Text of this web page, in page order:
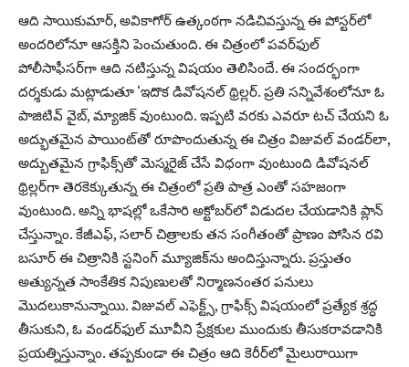
ఆది సాయికుమార్‌, అవికాగోర్‌ ఉత్కంఠగా నడిచివస్తున్న ఈ పోస్టర్‌లో
అందరిలోనూ ఆసక్తిని పెంచుతుంది. ఈ చిత్రంలో పవర్‌ఫుల్‌
పోలీసాఫీసర్‌గా ఆది నటిస్తున్న విషయం తెలిసిందే. ఈ సంద‌ర్భంగా
ద‌ర్శ‌కుడు మ‌ట్లాడుతూ ‘ఇదొక డివోషనల్‌ థ్రిల్లర్‌. ప్రతి సన్నివేశంలోనూ ఓ
పాజిటివ్‌ వైబ్‌, మ్యాజిక్‌ వుంటుంది. ఇప్ప‌టి వ‌ర‌కు ఎవ‌రూ ట‌చ్ చేయ‌ని ఓ
అద్భుత‌మైన పాయింట్‌తో రూపొందుతున్న ఈ చిత్రం విజువ‌ల్ వండ‌ర్‌లా,
అద్బుత‌మైన గ్రాఫిక్స్‌తో మెస్మరైజ్‌ చేసే విధంగా వుంటుంది డివోషనల్‌
థ్రిల్లర్‌గా తెరకెక్కుతున్న ఈ చిత్రంలో ప్రతి పాత్ర ఎంతో సహజంగా
వుంటుంది. అన్ని భాషల్లో ఒకేసారి అక్టోబర్‌లో విడుదల చేయడానికి ప్లాన్‌
చేస్తున్నాం. కేజీఎఫ్‌, స‌లార్ చిత్రాల‌కు త‌న సంగీతంతో ప్రాణం పోసిన ర‌వి
బ‌సూర్ ఈ చిత్రానికి స్ట‌నింగ్ మ్యూజిక్‌ను అందిస్తున్నారు. ప్ర‌స్తుతం
అత్యున్న‌త సాంకేతిక నిపుణుల‌తో నిర్మాణనంత‌ర ప‌నులు
మొద‌లుకానున్నాయి. విజువ‌ల్ ఎఫెక్ట్స్‌, గ్రాఫిక్స్ విష‌యంలో ప్ర‌త్యేక శ్ర‌ద్ధ
తీసుకుని, ఓ వండ‌ర్‌ఫుల్ మూవీని ప్రేక్ష‌కుల ముందుకు తీసుక‌రావ‌డానికి
ప్ర‌య‌త్నిస్తున్నాం. త‌ప్ప‌కుండా ఈ చిత్రం ఆది కెరీర్‌లో మైలురాయిగా